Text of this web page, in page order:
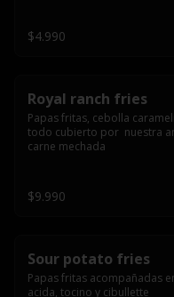
$4.990
Royal ranch fries
Papas fritas, cebolla
todo cubierto por  nuestra
carne mechada
$9.990
Sour potato fries
Papas fritas acompañadas
acida, tocino y cibullette